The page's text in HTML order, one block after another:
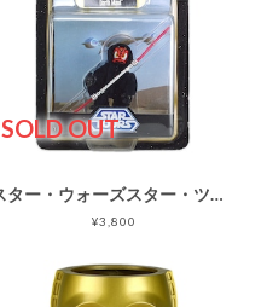
SOLD OUT
スター・ウォーズスター・ツアーズ シリーズ6 ドナルドダック as ダースモール
¥3,800